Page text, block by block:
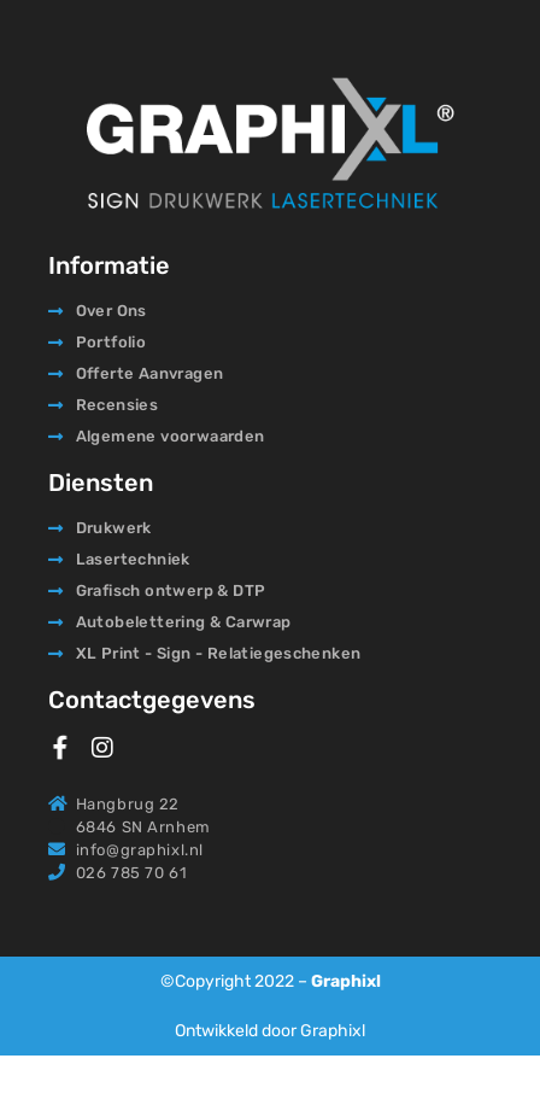
Informatie
Over Ons
Portfolio
Offerte Aanvragen
Recensies
Algemene voorwaarden
Diensten
Drukwerk
Lasertechniek
Grafisch ontwerp & DTP
Autobelettering & Carwrap
XL Print - Sign - Relatiegeschenken
Contactgegevens
Hangbrug 22
6846 SN Arnhem
info@graphixl.nl
026 785 70 61
©Copyright 2022 – Graphixl
Ontwikkeld door Graphixl